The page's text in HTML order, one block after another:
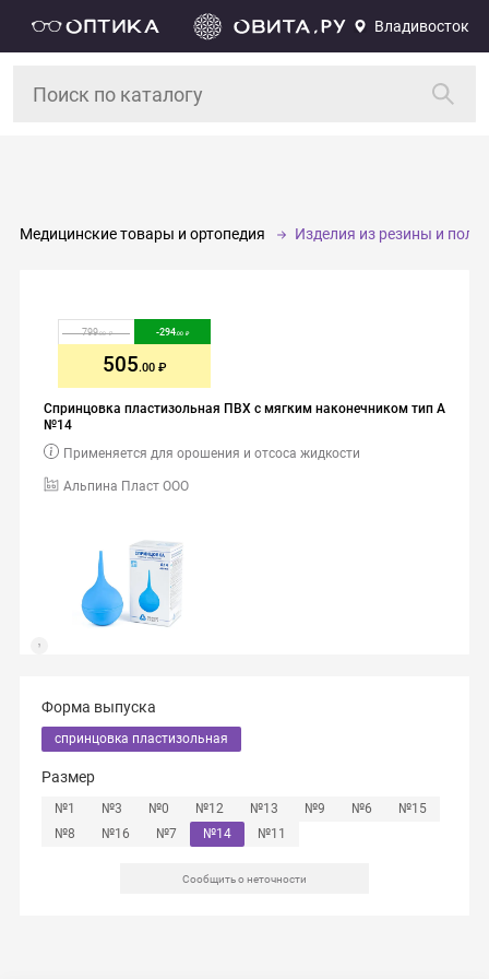
Владивосток
Медицинские товары и ортопедия Изделия из резины и
Спринцовка пластизольная ПВХ с мягким наконечником тип А
№14
Альпина Пласт ООО
Применяется для орошения и отсоса жидкости
799.00 -294.00
505.00
Форма выпуска
спринцовка пластизольная
Размер
№1 №3 №0 №12 №13 №9 №6
№15
№8
№16 №7 №14 №11
Сообщить о неточности